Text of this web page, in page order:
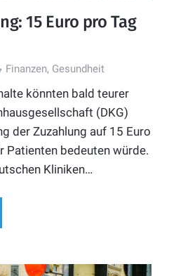
15 Euro pro Tag
Finanzen, Gesundheit
könnten bald teurer
(DKG)
der Zuzahlung auf 15 Euro
Patienten bedeuten würde.
Kliniken…